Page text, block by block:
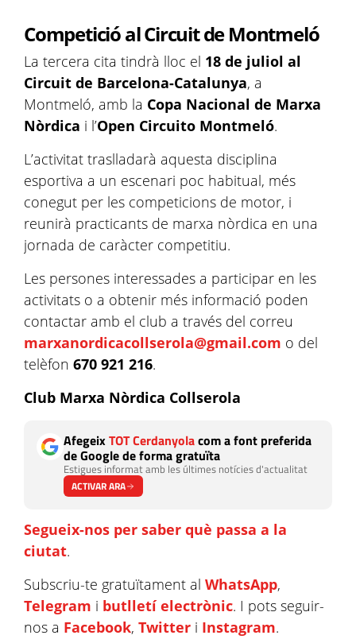
Competició al Circuit de Montmeló
La tercera cita tindrà lloc el 18 de juliol al
Circuit de Barcelona-Catalunya, a
Montmeló, amb la Copa Nacional de Marxa
Nòrdica i l’Open Circuito Montmeló.
L’activitat traslladarà aquesta disciplina
esportiva a un escenari poc habitual, més
conegut per les competicions de motor, i
reunirà practicants de marxa nòrdica en una
jornada de caràcter competitiu.
Les persones interessades a participar en les
activitats o a obtenir més informació poden
contactar amb el club a través del correu
marxanordicacollserola@gmail.com o del
telèfon 670 921 216.
Club Marxa Nòrdica Collserola
AfegeixTOT Cerdanyolacom a font preferida
de Google de forma gratuïta
Estigues informat amb les últimes notícies d'actualitat
ACTIVAR ARA
Segueix-nos per saber què passa a la
ciutat.
Subscriu-te gratuïtament al WhatsApp,
Telegram i butlletí electrònic. I pots seguir-
nos a Facebook, Twitter i Instagram.